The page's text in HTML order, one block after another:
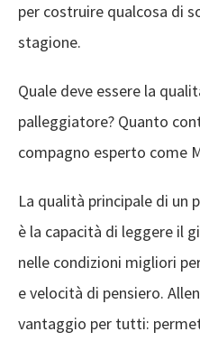
per costruire qualcosa di
stagione.
Quale deve essere la
palleggiatore? Quanto
compagno esperto come
La qualità principale di un
è la capacità di leggere il
nelle condizioni migliori
e velocità di pensiero.
vantaggio per tutti: